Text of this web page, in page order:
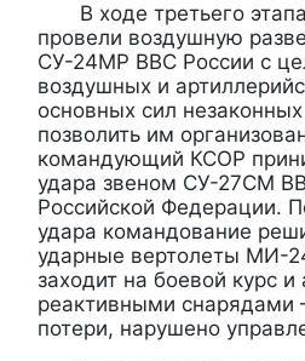
В ходе третьего
провели воздушную
СУ-24МР ВВС России с
воздушных и
основных сил
позволить им
командующий КСОР
удара звеном СУ-27СМ
Российской Федерации.
удара командование
ударные вертолеты МИ-
заходит на боевой курс
реактивными
потери, нарушено